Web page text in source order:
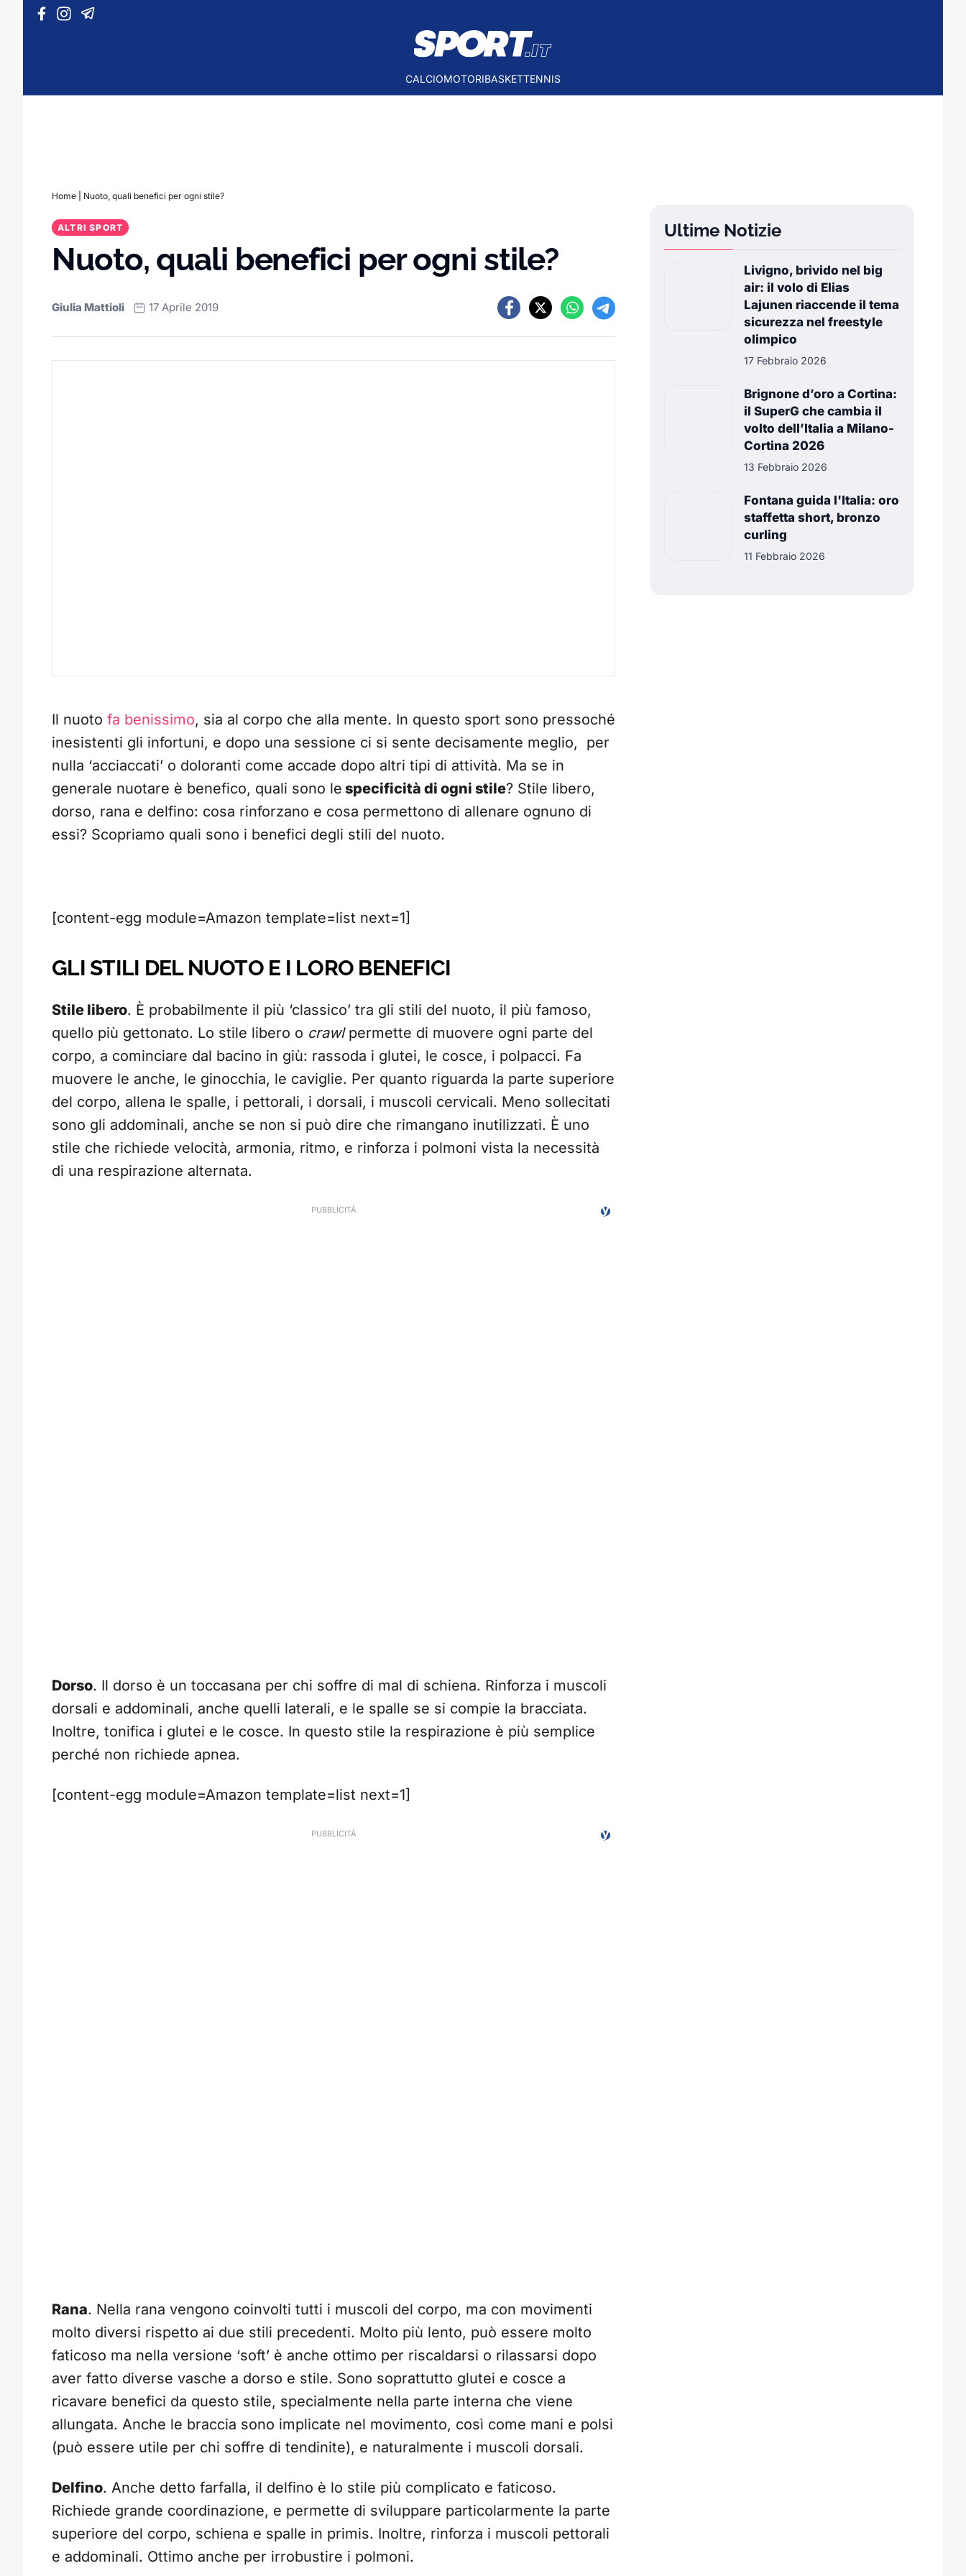
Vai al contenuto
CALCIOMOTORIBASKETTENNIS
Home Nuoto, quali benefici per ogni stile?
ALTRI SPORT
Nuoto, quali benefici per ogni stile?
Giulia Mattioli 17 Aprile 2019
Il nuoto fa benissimo, sia al corpo che alla mente. In questo sport sono pressoché
inesistenti gli infortuni, e dopo una sessione ci si sente decisamente meglio, per
nulla ‘acciaccati’ o doloranti come accade dopo altri tipi di attività. Ma se in
generale nuotare è benefico, quali sono le specificità di ogni stile? Stile libero,
dorso, rana e delfino: cosa rinforzano e cosa permettono di allenare ognuno di
essi? Scopriamo quali sono i benefici degli stili del nuoto.
[content-egg module=Amazon template=list next=1]
GLI STILI DEL NUOTO E I LORO BENEFICI
Stile libero. È probabilmente il più ‘classico’ tra gli stili del nuoto, il più famoso,
quello più gettonato. Lo stile libero o crawlpermette di muovere ogni parte del
corpo, a cominciare dal bacino in giù: rassoda i glutei, le cosce, i polpacci. Fa
muovere le anche, le ginocchia, le caviglie. Per quanto riguarda la parte superiore
del corpo, allena le spalle, i pettorali, i dorsali, i muscoli cervicali. Meno sollecitati
sono gli addominali, anche se non si può dire che rimangano inutilizzati. È uno
stile che richiede velocità, armonia, ritmo, e rinforza i polmoni vista la necessità
di una respirazione alternata.
Dorso. Il dorso è un toccasana per chi soffre di mal di schiena. Rinforza i muscoli
dorsali e addominali, anche quelli laterali, e le spalle se si compie la bracciata.
Inoltre, tonifica i glutei e le cosce. In questo stile la respirazione è più semplice
perché non richiede apnea.
[content-egg module=Amazon template=list next=1]
Rana. Nella rana vengono coinvolti tutti i muscoli del corpo, ma con movimenti
molto diversi rispetto ai due stili precedenti. Molto più lento, può essere molto
faticoso ma nella versione ‘soft’ è anche ottimo per riscaldarsi o rilassarsi dopo
aver fatto diverse vasche a dorso e stile. Sono soprattutto glutei e cosce a
ricavare benefici da questo stile, specialmente nella parte interna che viene
allungata. Anche le braccia sono implicate nel movimento, così come mani e polsi
(può essere utile per chi soffre di tendinite), e naturalmente i muscoli dorsali.
Delfino. Anche detto farfalla, il delfino è lo stile più complicato e faticoso.
Richiede grande coordinazione, e permette di sviluppare particolarmente la parte
superiore del corpo, schiena e spalle in primis. Inoltre, rinforza i muscoli pettorali
e addominali. Ottimo anche per irrobustire i polmoni.
Ultime Notizie
Livigno, brivido nel big
air: il volo di Elias
Lajunen riaccende il tema
sicurezza nel freestyle
olimpico
17 Febbraio 2026
Brignone d’oro a Cortina:
il SuperG che cambia il
volto dell’Italia a Milano-
Cortina 2026
13 Febbraio 2026
Fontana guida l'Italia: oro
staffetta short, bronzo
curling
11 Febbraio 2026